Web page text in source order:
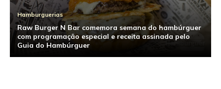
Hamburguerias
Raw Burger N Bar comemora semana do hambúrguer
com programação especial e receita assinada pelo
Guia do Hambúrguer
Notícias
O dia do hambúrguer e a inauguração do ranking